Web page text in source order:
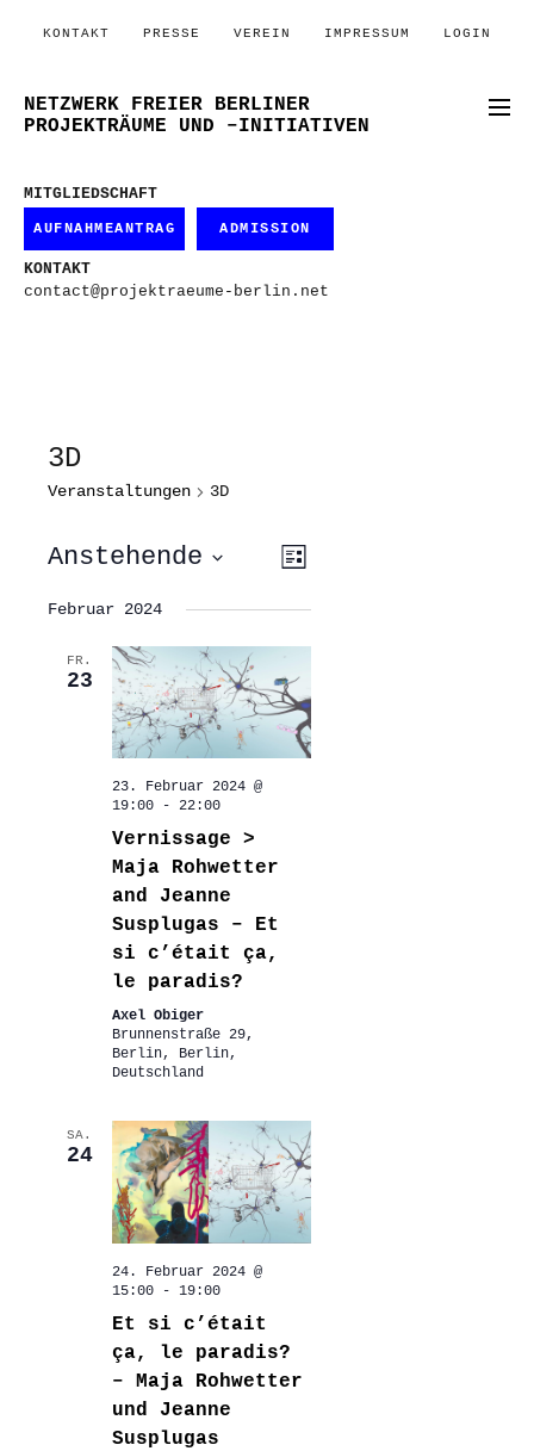
KONTAKT PRESSE VEREIN IMPRESSUM LOGIN
NETZWERK FREIER BERLINER
PROJEKTRÄUME UND –INITIATIVEN
MITGLIEDSCHAFT
AUFNAHMEANTRAG ADMISSION
KONTAKT
contact@projektraeume-berlin.net
3D
Veranstaltungen 3D
ANSICHTEN-
NAVIGATION
VERANSTALTUNG
ANSICHTEN-
Liste
Anstehende
wählen.
Februar 2024
FR.
23
23. Februar 2024 @
19:00- 22:00
Vernissage >
Maja Rohwetter
and Jeanne
Susplugas – Et
si c’était ça,
le paradis?
Axel Obiger
Brunnenstraße 29,
Berlin, Berlin,
Deutschland
SA.
24
24. Februar 2024 @
15:00- 19:00
Et si c’était
ça, le paradis?
– Maja Rohwetter
und Jeanne
Susplugas